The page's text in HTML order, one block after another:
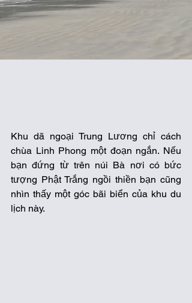
Khu dã ngoại Trung Lương chỉ cách
chùa Linh Phong một đoạn ngắn. Nếu
bạn đứng từ trên núi Bà nơi có bức
tượng Phật Trắng ngồi thiền bạn cũng
nhìn thấy một góc bãi biển của khu du
lịch này.